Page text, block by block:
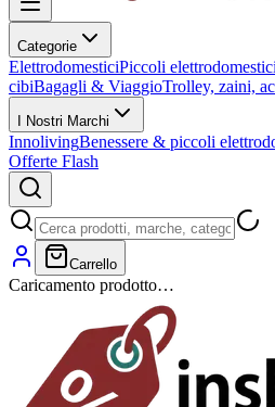
Categorie
ElettrodomesticiPiccoli
cibiBagagli & ViaggioTrolley, zaini,
I Nostri Marchi
InnolivingBenessere & piccoli
Offerte Flash
Carrello
Caricamento prodotto…